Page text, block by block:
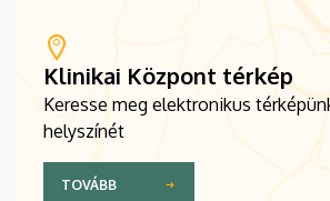
Klinikai Központ térkép
Keresse meg elektronikus
helyszínét
TOVÁBB